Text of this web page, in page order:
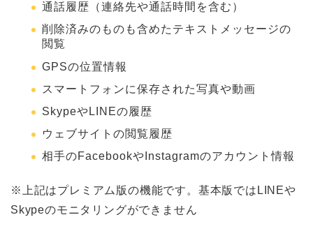
通話履歴（連絡先や通話時間を含む）
削除済みのものも含めたテキストメッセージの
閲覧
GPSの位置情報
スマートフォンに保存された写真や動画
SkypeやLINEの履歴
ウェブサイトの閲覧履歴
相手のFacebookやInstagramのアカウント情報
※上記はプレミアム版の機能です。基本版ではLINEや
Skypeのモニタリングができません